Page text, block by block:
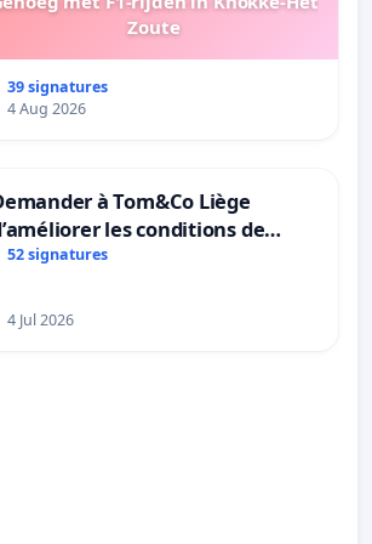
Zoute
39 signatures
4 Aug 2026
à Tom&Co Liège
les conditions de
présentation des animaux et de
en magasin
52 signatures
4 Jul 2026